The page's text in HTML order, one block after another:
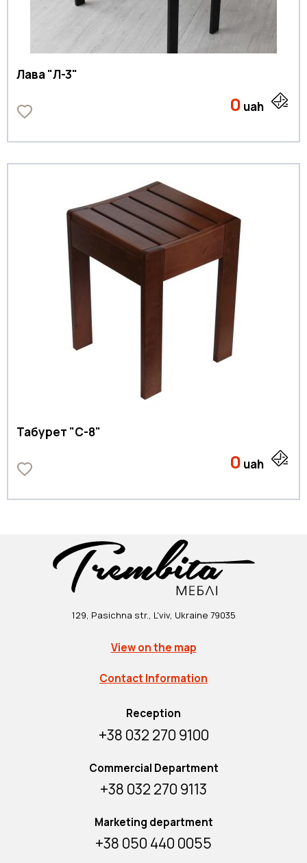
Лава "Л-3"
0 uah
Табурет "C-8"
0 uah
Reception
+38 032 270 9100
Commercial Department
+38 032 270 9113
Marketing department
+38 050 440 0055
129, Pasichna str., L'viv, Ukraine 79035
View on the map
Contact Information